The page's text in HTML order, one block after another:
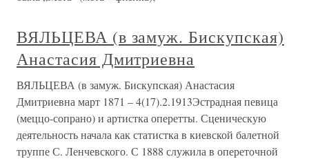
ВЯЛЬЦЕВА (в замуж. Бискупская)
Анастасия Дмитриевна
ВЯЛЬЦЕВА (в замуж. Бискупская) Анастасия
Дмитриевна март 1871 – 4(17).2.1913Эстрадная певица
(меццо-сопрано) и артистка оперетты. Сценическую
деятельность начала как статистка в киевской балетной
труппе С. Ленчевского. С 1888 служила в опереточной